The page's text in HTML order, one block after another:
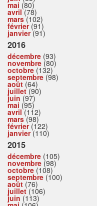
mai (80)
avril(78)
mars(102)
février(91)
janvier(91)
2016
décembre (93)
novembre (80)
octobre (132)
septembre (98)
août (64)
juillet(90)
juin (97)
mai (95)
avril(112)
mars(98)
février(122)
janvier(110)
2015
décembre (105)
novembre (98)
octobre (108)
septembre (100)
août (76)
juillet(106)
juin (113)